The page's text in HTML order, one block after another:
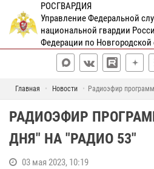
РОСГВАРДИЯ
Управление Федеральной
национальной гвардии
Федерации по Новгородской
Главная Новости Радиоэфир
РАДИОЭФИР
ДНЯ" НА "РАДИО 53"
03 мая 2023, 10:19